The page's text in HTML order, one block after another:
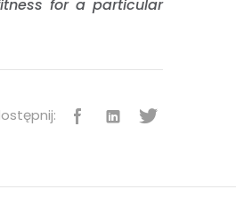
for a particular